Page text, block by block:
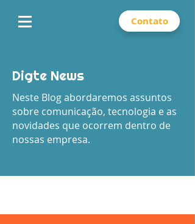
Contato
Digte News
Neste Blog abordaremos assuntos
sobre comunicação, tecnologia e as
novidades que ocorrem dentro de
nossas empresa.